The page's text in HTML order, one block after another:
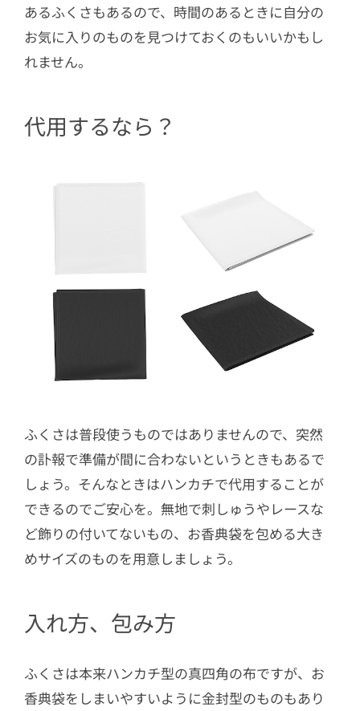
あるふくさもあるので、時間のあるときに自分の
お気に入りのものを見つけておくのもいいかもし
れません。
代用するなら？
ふくさは普段使うものではありませんので、突然
の訃報で準備が間に合わないというときもあるで
しょう。そんなときはハンカチで代用することが
できるのでご安心を。無地で刺しゅうやレースな
ど飾りの付いてないもの、お香典袋を包める大き
めサイズのものを用意しましょう。
入れ方、包み方
ふくさは本来ハンカチ型の真四角の布ですが、お
香典袋をしまいやすいように金封型のものもあり